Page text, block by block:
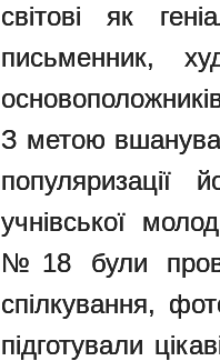
світові як
письменник,
З метою
популяризації
учнівської
№18 були
спілкування,
підготували